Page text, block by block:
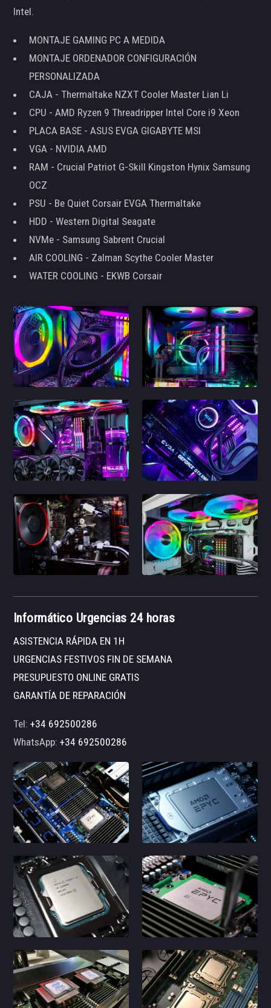
Intel.
MONTAJE GAMING PC A MEDIDA
MONTAJE ORDENADOR CONFIGURACIÓN
PERSONALIZADA
CAJA - Thermaltake NZXT Cooler Master Lian Li
CPU - AMD Ryzen 9 Threadripper Intel Core i9 Xeon
PLACA BASE - ASUS EVGA GIGABYTE MSI
VGA - NVIDIA AMD
RAM - Crucial Patriot G-Skill Kingston Hynix Samsung
OCZ
PSU - Be Quiet Corsair EVGA Thermaltake
HDD - Western Digital Seagate
NVMe - Samsung Sabrent Crucial
AIR COOLING - Zalman Scythe Cooler Master
WATER COOLING - EKWB Corsair
Informático Urgencias 24 horas
ASISTENCIA RÁPIDA EN 1H
URGENCIAS FESTIVOS FIN DE SEMANA
PRESUPUESTO ONLINE GRATIS
GARANTÍA DE REPARACIÓN
Tel:+34 692500286
WhatsApp:+34 692500286